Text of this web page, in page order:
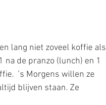
lang niet zoveel koffie als
de pranzo (lunch) en 1
’s Morgens willen ze
blijven staan. Ze